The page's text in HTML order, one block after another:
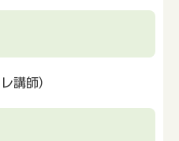
講師）